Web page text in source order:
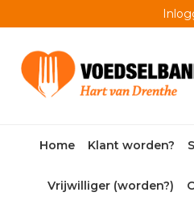
to
navigation
to
content
to
sidebar
to
Home Klant worden?
Vrijwilliger (worden?)